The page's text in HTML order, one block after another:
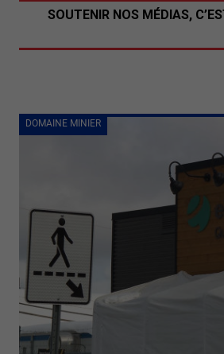
DOMAINE MINIER
SOUTENIR NOS MÉDIAS,